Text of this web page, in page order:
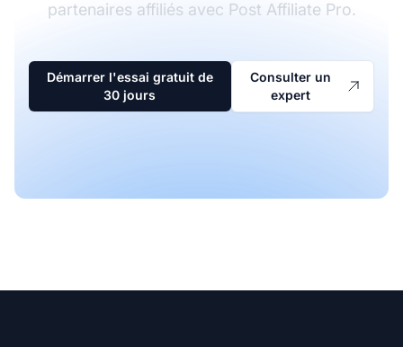
partenaires affiliés avec Post Affiliate Pro.
Démarrer l'essai gratuit de
30 jours
Consulter un
expert